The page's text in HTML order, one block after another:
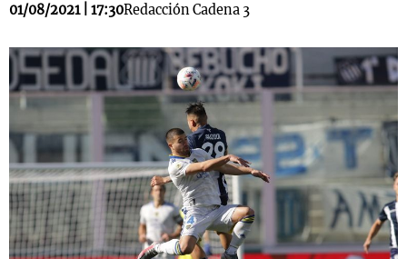
01/08/2021 | 17:30Redacción Cadena 3